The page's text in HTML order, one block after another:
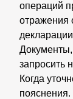
операций
отражения
запросить
Когда
пояснения.